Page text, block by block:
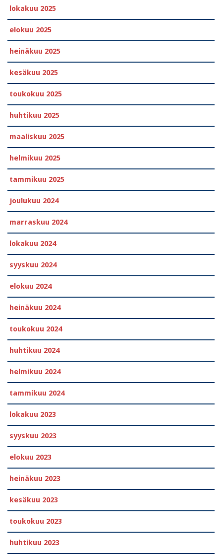
lokakuu 2025
elokuu 2025
heinäkuu 2025
kesäkuu 2025
toukokuu 2025
huhtikuu 2025
maaliskuu 2025
helmikuu 2025
tammikuu 2025
joulukuu 2024
marraskuu 2024
lokakuu 2024
syyskuu 2024
elokuu 2024
heinäkuu 2024
toukokuu 2024
huhtikuu 2024
helmikuu 2024
tammikuu 2024
lokakuu 2023
syyskuu 2023
elokuu 2023
heinäkuu 2023
kesäkuu 2023
toukokuu 2023
huhtikuu 2023